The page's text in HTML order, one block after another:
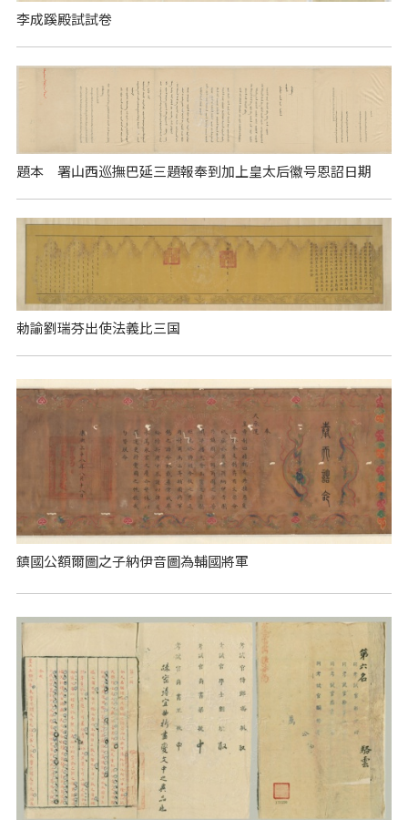
李成蹊殿試試卷
題本 署山西巡撫巴延三題報奉到加上皇太后徽号恩詔日期
勅諭劉瑞芬出使法義比三国
鎮國公額爾圖之子納伊音圖為輔國將軍